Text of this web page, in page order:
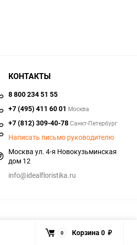
КОНТАКТЫ
8 800 234 51 55
+7 (495) 411 60 01 Москва
+7 (812) 309-40-78Санкт-Петербург
Написать письмо руководителю
Москва ул. 4-я Новокузьминская
дом 12
info@idealfloristika.ru
0 Корзина 0 ₽